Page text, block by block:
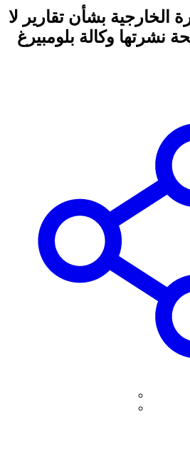
الخارجية بشأن تقارير لا
نشرتها وكالة بلومبيرغ